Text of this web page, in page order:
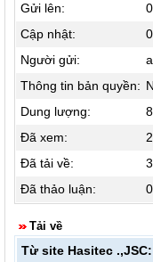
Gửi lên:
Cập nhật:
Người gửi:
Thông tin bản quyền:
Dung lượng:
Đã xem:
Đã tải về:
Đã thảo luận:
0
Tải về
Từ site Hasitec .,JSC: